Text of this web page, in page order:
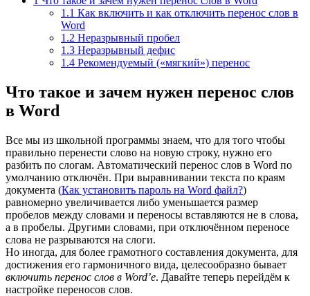
1.1 Как включить и как отключить перенос слов в
Word
1.2 Неразрывный пробел
1.3 Неразрывный дефис
1.4 Рекомендуемый («мягкий») перенос
Что такое и зачем нужен перенос слов
в Word
Все мы из школьной программы знаем, что для того чтобы
правильно перенести слово на новую строку, нужно его
разбить по слогам. Автоматический перенос слов в Word по
умолчанию отключён. При выравнивании текста по краям
документа (Как установить пароль на Word файл?)
равномерно увеличивается либо уменьшается размер
пробелов между словами и переносы вставляются не в слова,
а в пробелы. Другими словами, при отключённом переносе
слова не разрываются на слоги.
Но иногда, для более грамотного составления документа, для
достижения его гармоничного вида, целесообразно бывает
включить перенос слов в Word’е. Давайте теперь перейдём к
настройке переносов слов.